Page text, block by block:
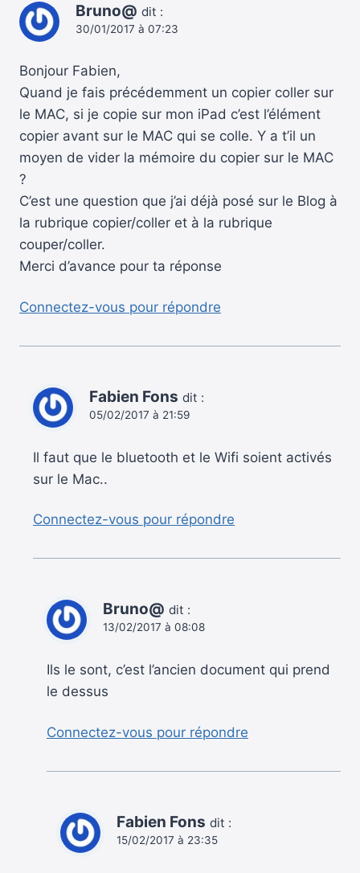
Bruno@ dit :
30/01/2017 à 07:23
Bonjour Fabien,
Quand je fais précédemment un copier coller sur
le MAC, si je copie sur mon iPad c’est l’élément
copier avant sur le MAC qui se colle. Y a t’il un
moyen de vider la mémoire du copier sur le MAC
?
C’est une question que j’ai déjà posé sur le Blog à
la rubrique copier/coller et à la rubrique
couper/coller.
Merci d’avance pour ta réponse
Connectez-vous pour répondre
Fabien Fons dit :
05/02/2017 à 21:59
Il faut que le bluetooth et le Wifi soient activés
sur le Mac..
Connectez-vous pour répondre
Bruno@ dit :
13/02/2017 à 08:08
Ils le sont, c’est l’ancien document qui prend
le dessus
Connectez-vous pour répondre
Fabien Fons dit :
15/02/2017 à 23:35